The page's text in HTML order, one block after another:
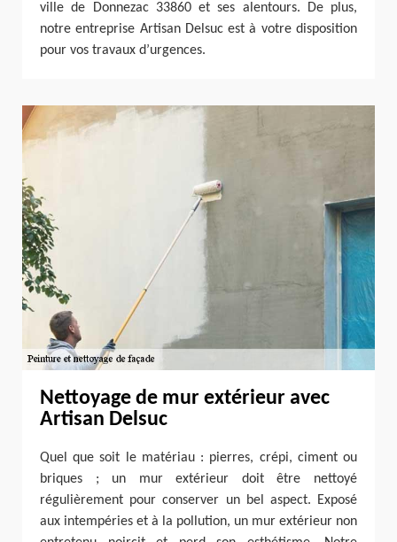
ville de Donnezac 33860 et ses alentours. De plus,
notre entreprise Artisan Delsuc est à votre disposition
pour vos travaux d’urgences.
Nettoyage de mur extérieur avec
Artisan Delsuc
Quel que soit le matériau : pierres, crépi, ciment ou
briques ; un mur extérieur doit être nettoyé
régulièrement pour conserver un bel aspect. Exposé
aux intempéries et à la pollution, un mur extérieur non